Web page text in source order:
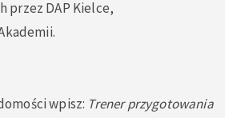
przez DAP Kielce,
wpisz: Trener przygotowania